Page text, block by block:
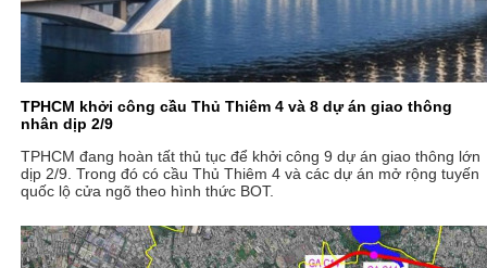
TPHCM khởi công cầu Thủ Thiêm 4 và 8 dự án giao thông
nhân dịp 2/9
TPHCM đang hoàn tất thủ tục để khởi công 9 dự án giao thông lớn
dịp 2/9. Trong đó có cầu Thủ Thiêm 4 và các dự án mở rộng tuyến
quốc lộ cửa ngõ theo hình thức BOT.